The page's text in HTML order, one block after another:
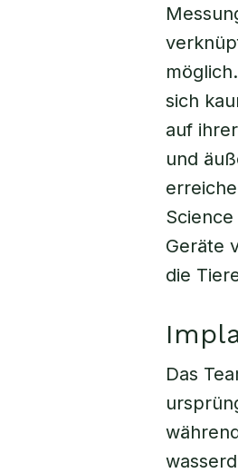
sich
auf
und
Geräte
die
Das